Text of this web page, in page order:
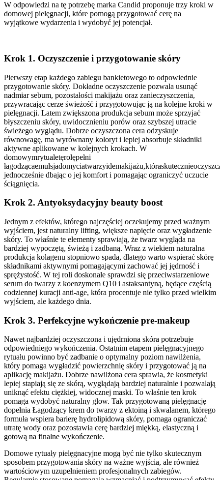
W odpowiedzi na tę potrzebę marka Candid proponuje trzy kroki w
domowej pielęgnacji, które pomogą przygotować cerę na
wyjątkowe wydarzenia i wydobyć jej potencjał.
Krok 1. Oczyszczenie i przygotowanie skóry
Pierwszy etap każdego zabiegu bankietowego to odpowiednie
przygotowanie skóry. Dokładne oczyszczenie pozwala usunąć
nadmiar sebum, pozostałości makijażu oraz zanieczyszczenia,
przywracając cerze świeżość i przygotowując ją na kolejne kroki w
pielęgnacji. Latem zwiększona produkcja sebum może sprzyjać
błyszczeniu skóry, uwidocznieniu porów oraz szybszej utracie
świeżego wyglądu. Dobrze oczyszczona cera odzyskuje
równowagę, ma wyrównany koloryt i lepiej absorbuje składniki
aktywne aplikowane w kolejnych krokach. W
domowymrytualetęrolępełni
jednocześnie dbając o jej komfort i pomagając ograniczyć uczucie
ściągnięcia.
Krok 2. Antyoksydacyjny beauty boost
Jednym z efektów, którego najczęściej oczekujemy przed ważnym
wyjściem, jest naturalny lifting, większe napięcie oraz wygładzenie
skóry. To właśnie te elementy sprawiają, że twarz wygląda na
bardziej wypoczętą, świeżą i zadbaną. Wraz z wiekiem naturalna
produkcja kolagenu stopniowo spada, dlatego warto wspierać skórę
składnikami aktywnymi pomagającymi zachować jej jędrność i
sprężystość. W tej roli doskonale sprawdzi się przeciwstarzeniowe
serum do twarzy z koenzymem Q10 i astaksantyną, będące częścią
codziennej kuracji anti-age, która procentuje nie tylko przed wielkim
wyjściem, ale każdego dnia.
Krok 3. Perfekcyjne wykończenie pre-makeup
Nawet najbardziej oczyszczona i ujędrniona skóra potrzebuje
odpowiedniego wykończenia. Ostatnim etapem pielęgnacyjnego
rytuału powinno być zadbanie o optymalny poziom nawilżenia,
który pomaga wygładzić powierzchnię skóry i przygotować ją na
aplikację makijażu. Dobrze nawilżona cera sprawia, że kosmetyki
lepiej stapiają się ze skórą, wyglądają bardziej naturalnie i pozwalają
uniknąć efektu ciężkiej, widocznej maski. To właśnie ten krok
pomaga wydobyć naturalny glow. Tak przygotowaną pielęgnację
dopełnia Łagodzący krem do twarzy z ektoiną i skwalanem, którego
formuła wspiera barierę hydrolipidową skóry, pomaga ograniczać
utratę wody oraz pozostawia cerę bardziej miękką, elastyczną i
gotową na finalne wykończenie.
Domowe rytuały pielęgnacyjne mogą być nie tylko skutecznym
sposobem przygotowania skóry na ważne wyjścia, ale również
wartościowym uzupełnieniem profesjonalnych zabiegów.